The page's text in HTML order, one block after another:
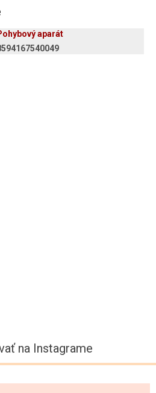
aparát
na Instagrame